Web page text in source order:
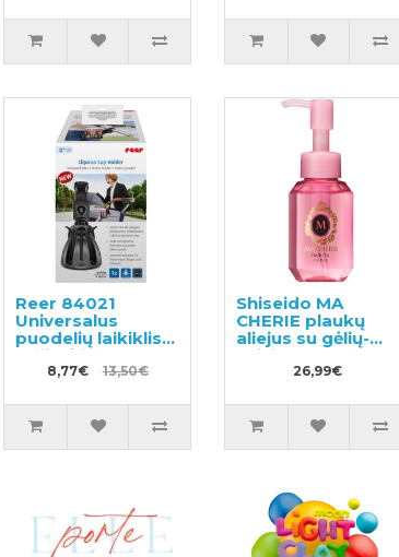
Reer 84021
Universalus
puodelių laikiklis
vežimėliams
8,77€ 13,50€
Shiseido MA
CHERIE plaukų
aliejus su gėlių-
vaisių aromatu
26,99€